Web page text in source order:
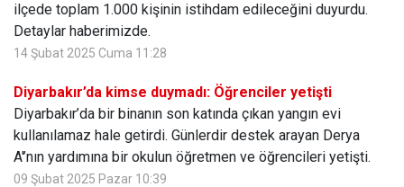
ilçede toplam 1.000 kişinin istihdam edileceğini duyurdu.
Detaylar haberimizde.
14 Şubat 2025 Cuma 11:28
Diyarbakır’da kimse duymadı: Öğrenciler yetişti
Diyarbakır’da bir binanın son katında çıkan yangın evi
kullanılamaz hale getirdi. Günlerdir destek arayan Derya
A'’nın yardımına bir okulun öğretmen ve öğrencileri yetişti.
09 Şubat 2025 Pazar 10:39